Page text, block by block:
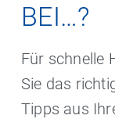
BEI…?
Für schnelle
Sie das
Tipps aus